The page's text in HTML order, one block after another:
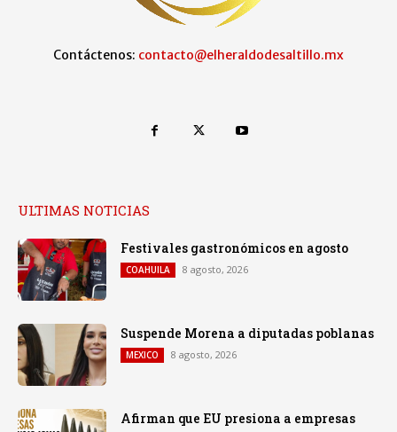
Contáctenos: contacto@elheraldodesaltillo.mx
ULTIMAS NOTICIAS
Festivales gastronómicos en agosto
COAHUILA 8 agosto, 2026
Suspende Morena a diputadas poblanas
MEXICO 8 agosto, 2026
Afirman que EU presiona a empresas